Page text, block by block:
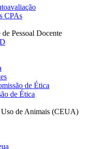
CPAs
Pessoal Docente
de Ética
de Ética
Uso de Animais (CEUA)